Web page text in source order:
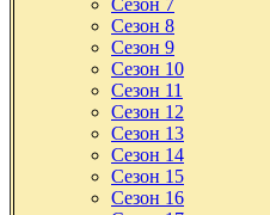
Сезон 7
Сезон 8
Сезон 9
Сезон 10
Сезон 11
Сезон 12
Сезон 13
Сезон 14
Сезон 15
Сезон 16